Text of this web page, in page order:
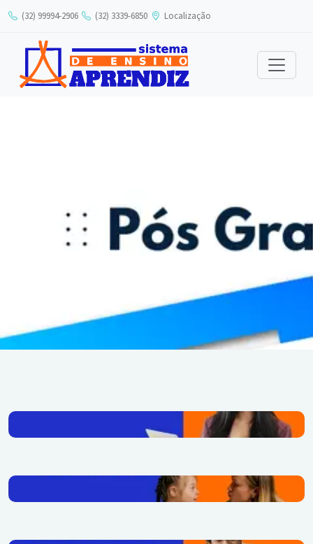
Calendário Institucional
Agenda
Biblioteca
Colaboradores
(32) 99994-2906 (32) 3339-6850 Localização